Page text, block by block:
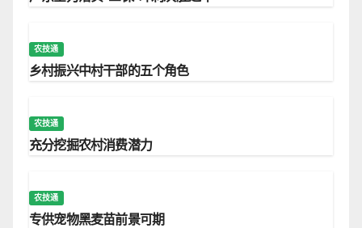
农技通
乡村振兴中村干部的五个角色
农技通
充分挖掘农村消费潜力
农技通
专供宠物黑麦苗前景可期